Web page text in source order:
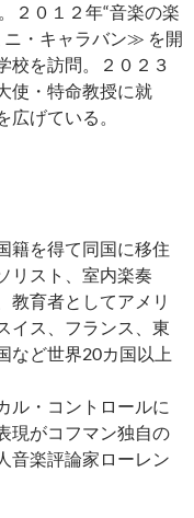
２０１２年“音楽の楽
ニ・キャラバン≫ を開
校を訪問。２０２３
使・特命教授に就
げている。
籍を得て同国に移住
リスト、室内楽奏
教育者としてアメリ
イス、フランス、東
など世界20カ国以上
ル・コントロールに
現がコフマン独自の
音楽評論家ローレン